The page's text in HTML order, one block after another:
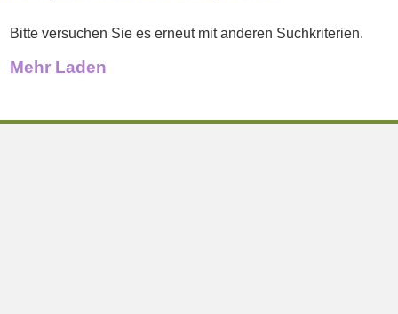
Bitte versuchen Sie es erneut mit anderen Suchkriterien.
Mehr Laden